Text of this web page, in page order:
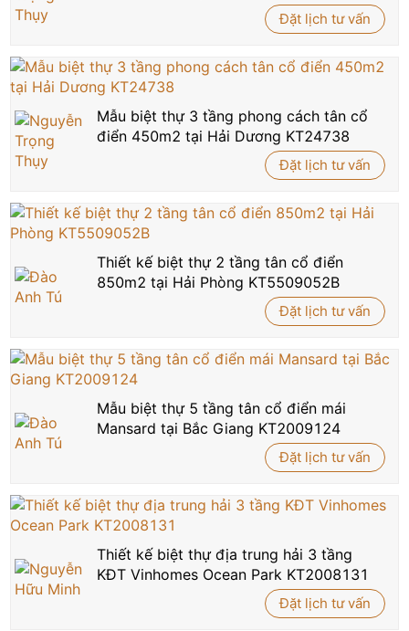
Đặt lịch tư vấn
Mẫu biệt thự 3 tầng phong cách tân cổ
điển 450m2 tại Hải Dương KT24738
Đặt lịch tư vấn
Thiết kế biệt thự 2 tầng tân cổ điển
850m2 tại Hải Phòng KT5509052B
Đặt lịch tư vấn
Mẫu biệt thự 5 tầng tân cổ điển mái
Mansard tại Bắc Giang KT2009124
Đặt lịch tư vấn
Thiết kế biệt thự địa trung hải 3 tầng
KĐT Vinhomes Ocean Park KT2008131
Đặt lịch tư vấn